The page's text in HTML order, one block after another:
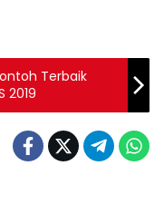
Terbaik
2019